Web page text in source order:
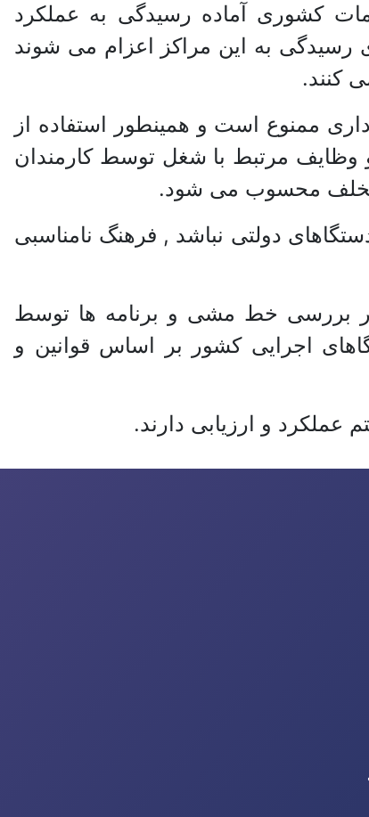
قانون مدیریت خدمات کشوری آماده رسیدگی به عملکرد
رسیدگی به این مراکز اعزام می شوند
کنند.
اداری ممنوع است و همینطور استفاده از
و وظایف مرتبط با شغل توسط کارمندان
تخلف محسوب می شود.
دولتی نباشد , فرهنگ نامناسبی
بررسی خط مشی و برنامه ها توسط
اجرایی کشور بر اساس قوانین و
عملکرد و ارزیابی دارند.